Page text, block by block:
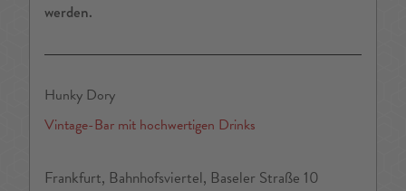
werden.
Hunky Dory
Vintage-Bar mit hochwertigen Drinks
Frankfurt, Bahnhofsviertel, Baseler Straße 10